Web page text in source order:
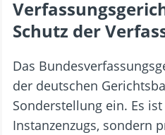
Schutz der
Das
der deutschen
Sonderstellung ein. Es
Instanzenzugs, sondern